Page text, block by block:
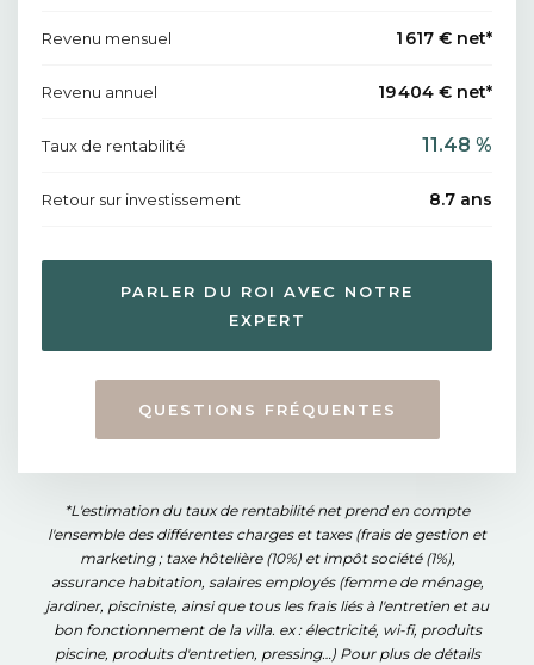
Revenu mensuel 1 617 € net*
Revenu annuel 19 404 € net*
Taux de rentabilité 11.48 %
Retour sur investissement 8.7 ans
PARLER DU ROI AVEC NOTRE
EXPERT
QUESTIONS FRÉQUENTES
*L'estimation du taux de rentabilité net prend en compte
l'ensemble des différentes charges et taxes (frais de gestion et
marketing ; taxe hôtelière (10%) et impôt société (1%),
assurance habitation, salaires employés (femme de ménage,
jardiner, pisciniste, ainsi que tous les frais liés à l'entretien et au
bon fonctionnement de la villa. ex : électricité, wi-fi, produits
piscine, produits d'entretien, pressing…) Pour plus de détails